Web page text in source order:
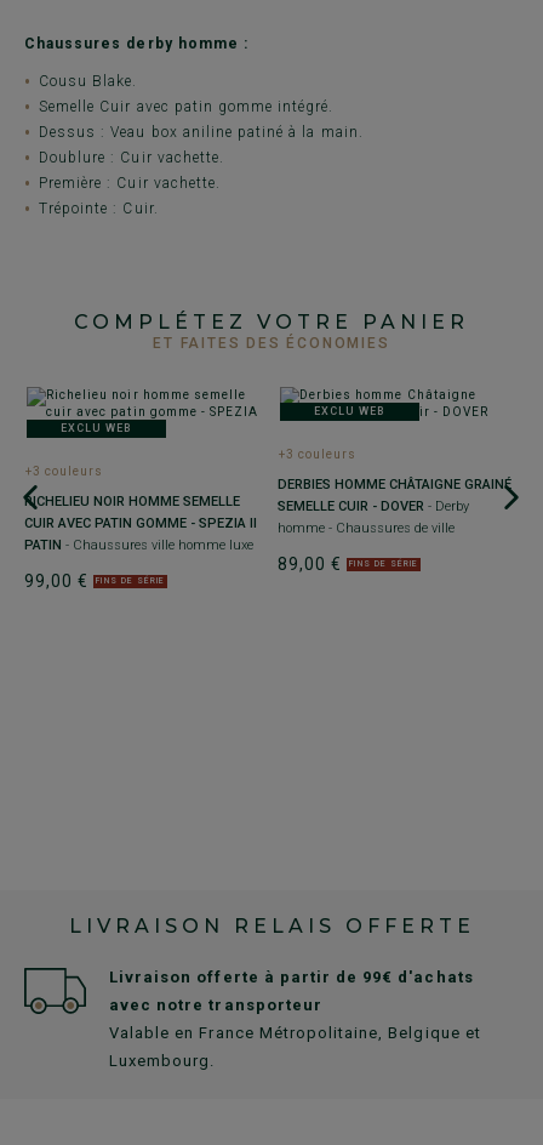
Chaussures derby homme :
Cousu Blake.
Semelle Cuir avec patin gomme intégré.
Dessus : Veau box aniline patiné à la main.
Doublure : Cuir vachette.
Première : Cuir vachette.
Trépointe : Cuir.
COMPLÉTEZ VOTRE PANIER
ET FAITES DES ÉCONOMIES
EXCLU WEB
+3 couleurs
RICHELIEU NOIR HOMME SEMELLE
CUIR AVEC PATIN GOMME - SPEZIA II
PATIN - Chaussures ville homme luxe
99,00 € FINS DE SÉRIE
EXCLU WEB
+3 couleurs
DERBIES HOMME CHÂTAIGNE GRAINÉ
SEMELLE CUIR - DOVER - Derby
homme - Chaussures de ville
89,00 € FINS DE SÉRIE
LIVRAISON RELAIS OFFERTE
Livraison offerte à partir de 99€ d'achats
avec notre transporteur
Valable en France Métropolitaine, Belgique et
Luxembourg.